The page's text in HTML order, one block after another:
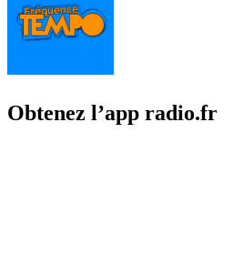
Obtenez l’app